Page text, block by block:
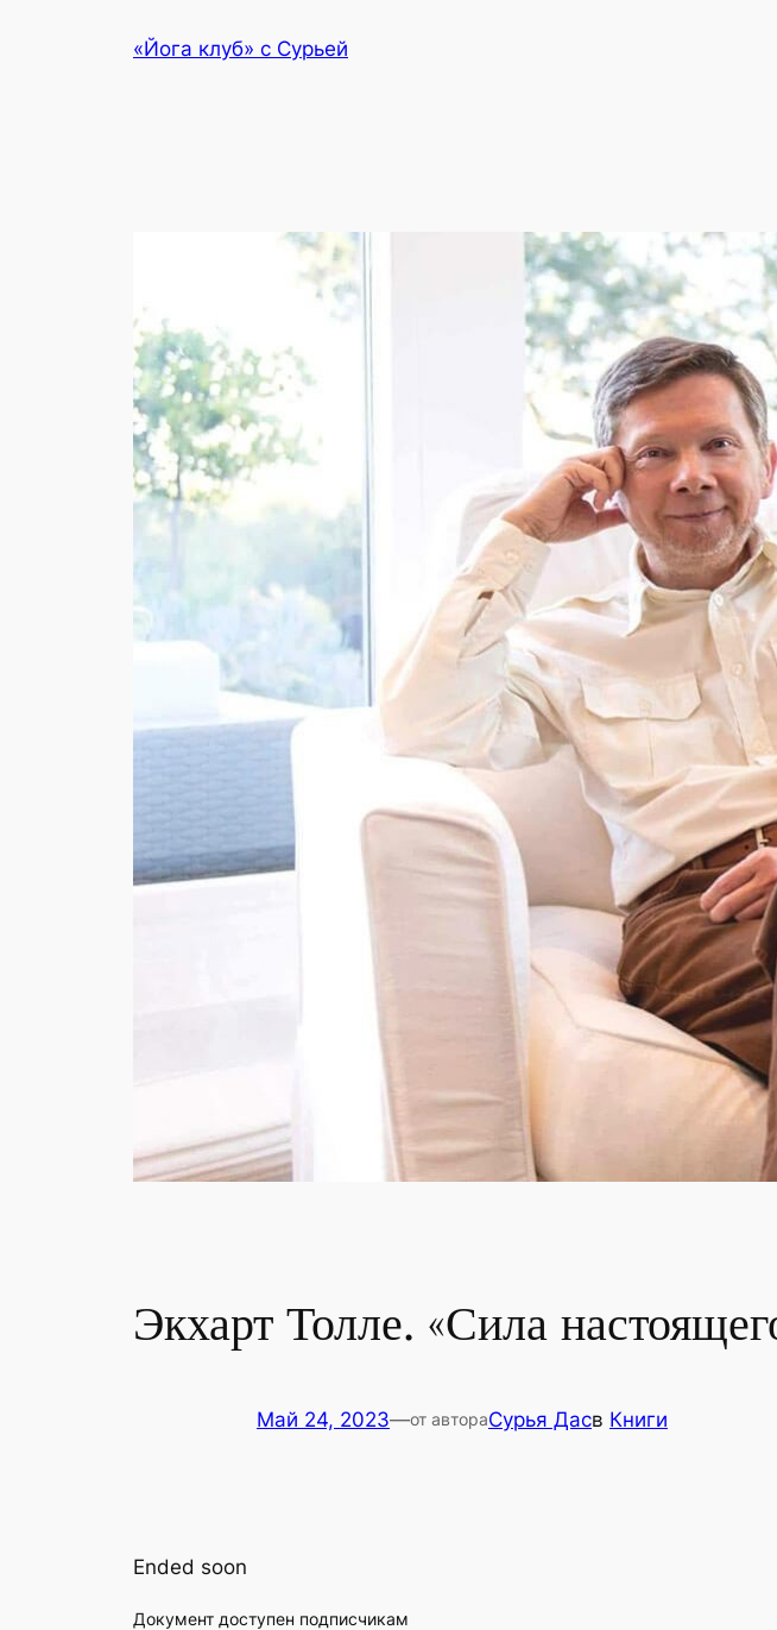
«Йога клуб» с Сурьей
Экхарт Толле. «Сила
Май 24, 2023—от автораСурья Дасв Книги
Ended soon
Доку­мент досту­пен подписчикам